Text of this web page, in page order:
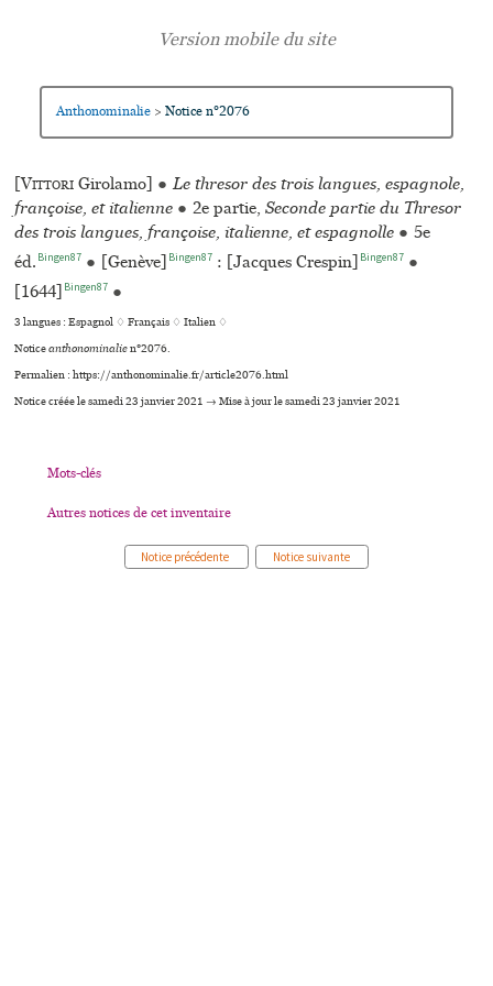
Anthonominalie > Notice n°2076
[Vittori Girolamo] ● Le thresor des trois langues, espagnole,
françoise, et italienne ● 2e partie,Seconde partie du Thresor
des trois langues, françoise, italienne, et espagnolle ● 5e
éd. Bingen87 ● [Genève] Bingen87 : [Jacques Crespin] Bingen87 ●
[1644]
Bingen87 ●
3 langues :Espagnol ♢Français ♢Italien ♢
Noticeanthonominalien°2076.
Permalien : https://anthonominalie.fr/article2076.html
Notice créée le samedi 23 janvier 2021 → Mise à jour le samedi 23 janvier 2021
Mots-clés
Autres notices de cet inventaire
Notice précédente Notice suivante